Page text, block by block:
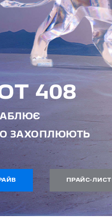
408
ЗАХОПЛЮЮТЬ
ПРАЙС-